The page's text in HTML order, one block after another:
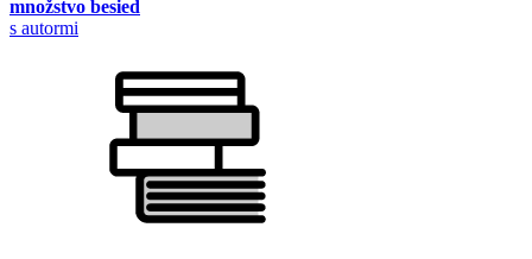
množstvo besied
s autormi